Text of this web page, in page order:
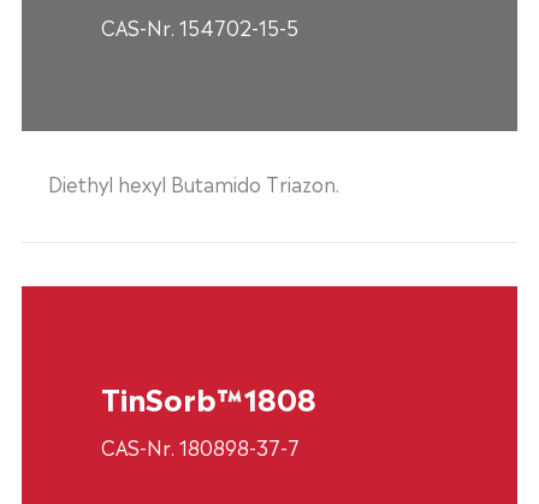
CAS-Nr. 154702-15-5
Diethyl hexyl Butamido Triazon.
TinSorb™1808
CAS-Nr. 180898-37-7